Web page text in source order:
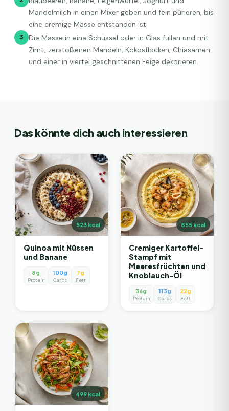
Mandelmilch in einen Mixer geben und fein pürieren, bis
eine cremige Masse entstanden ist.
3
Die Masse in eine Schüssel oder in Glas füllen und mit
Zimt, zerstoßenen Mandeln, Kokosflocken, Chiasamen
und einer in viertel geschnittenen Feige dekorieren.
Das könnte dich auch interessieren
523kcal
Quinoa mit Nüssen
und Banane
8g
Protein
100g
Carbs
7g
Fett
855kcal
Cremiger Kartoffel-
Stampf mit
Meeresfrüchten und
Knoblauch-Öl
36g
Protein
113g
Carbs
22g
Fett
499kcal